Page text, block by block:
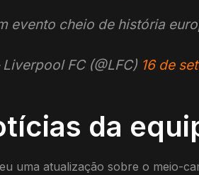
evento cheio de história
FC (@LFC) 16 de
da
uma atualização sobre o meio-